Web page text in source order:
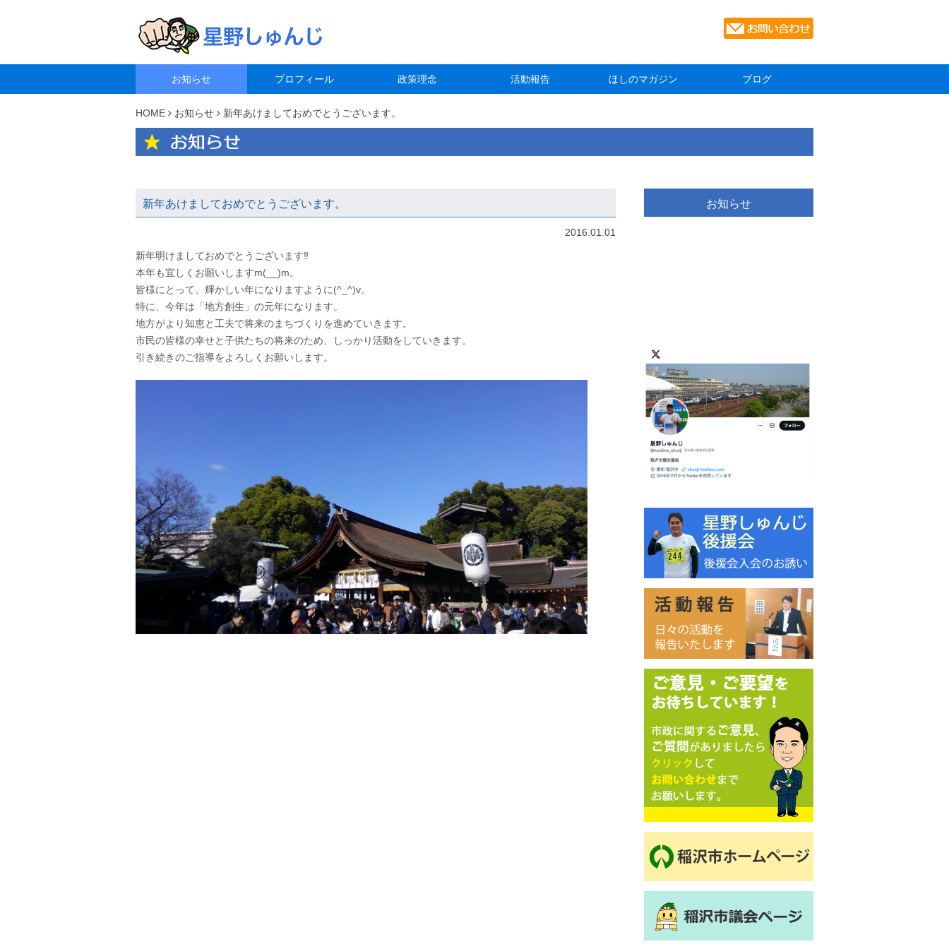
お知らせ プロフィール 政策理念 活動報告 ほしのマガジン ブログ
HOME お知らせ 新年あけましておめでとうございます。
新年あけましておめでとうございます。
2016.01.01
新年明けましておめでとうございます‼
本年も宜しくお願いしますm(__)m。
皆様にとって、輝かしい年になりますように(^_^)v。
特に、今年は「地方創生」の元年になります。
地方がより知恵と工夫で将来のまちづくりを進めていきます。
市民の皆様の幸せと子供たちの将来のため、しっかり活動をしていきます。
引き続きのご指導をよろしくお願いします。
お知らせ